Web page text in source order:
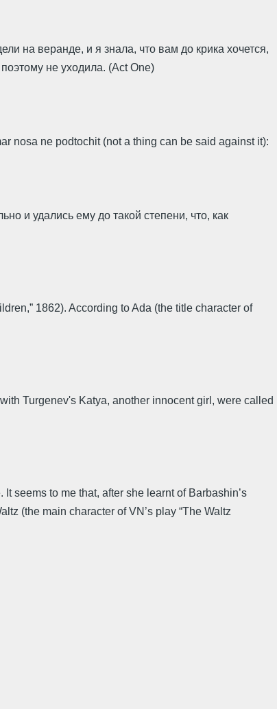
на веранде, и я знала, что вам до крика хочется,
не уходила. (Act One)
nosa ne podtochit (not a thing can be said against it):
и удались ему до такой степени, что, как
1862). According to Ada (the title character of
Turgenev's Katya, another innocent girl, were called
seems to me that, after she learnt of Barbashin’s
(the main character of VN’s play “The Waltz